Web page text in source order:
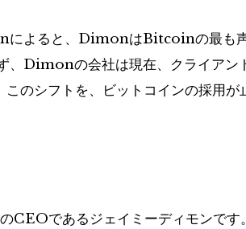
よると、DimonはBitcoinの最も
、Dimonの会社は現在、クライアン
のシフトを、ビットコインの採用が
CEOであるジェイミーディモンです。